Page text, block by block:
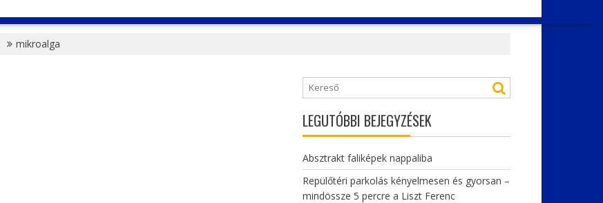
mikroalga
LEGUTÓBBI BEJEGYZÉSEK
Absztrakt faliképek nappaliba
Repülőtéri parkolás kényelmesen és gyorsan –
mindössze 5 percre a Liszt Ferenc